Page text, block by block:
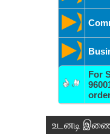
For
உடனடி